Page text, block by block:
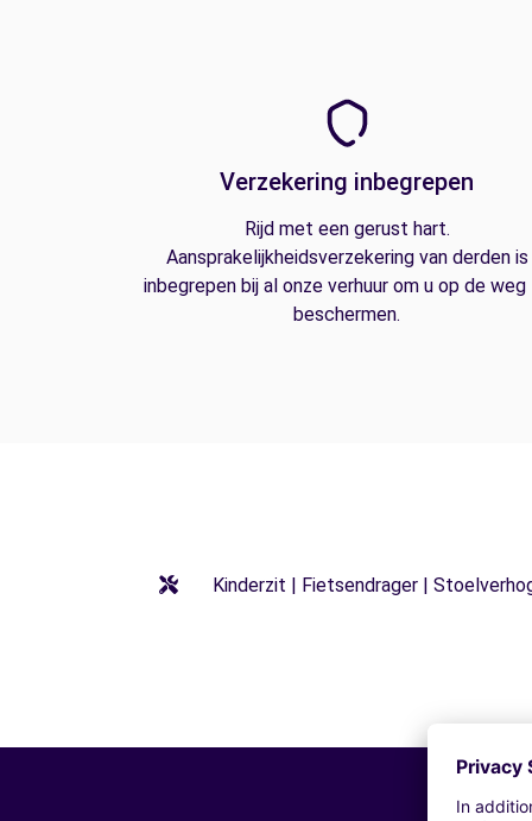
Verzekering inbegrepen
Rijd met een gerust hart.
Aansprakelijkheidsverzekering van derden is
inbegrepen bij al onze verhuur om u op de
beschermen.
Kinderzit | Fietsendrager |